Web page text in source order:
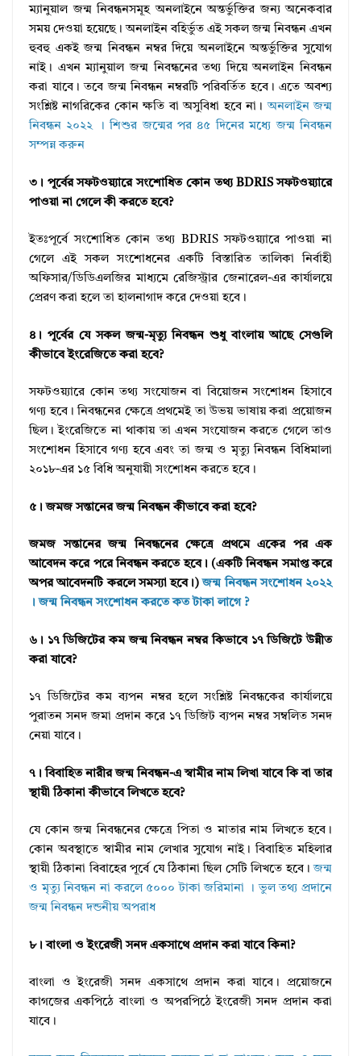
ম্যানুয়াল জন্ম নিবন্ধনসমূহ অনলাইনে অন্তর্ভুক্তির জন্য অনেকবার
সময় দেওয়া হয়েছে। অনলাইন বহির্ভুত এই সকল জন্ম নিবন্ধন এখন
হুবহু একই জন্ম নিবন্ধন নম্বর দিয়ে অনলাইনে অন্তর্ভুক্তির সুযোগ
নাই। এখন ম্যানুয়াল জন্ম নিবন্ধনের তথ্য দিয়ে অনলাইন নিবন্ধন
করা যাবে। তবে জন্ম নিবন্ধন নম্বরটি পরিবর্তিত হবে। এতে অবশ্য
সংশ্লিষ্ট নাগরিকের কোন ক্ষতি বা অসুবিধা হবে না। অনলাইন জন্ম
নিবন্ধন ২০২২ । শিশুর জন্মের পর ৪৫ দিনের মধ্যে জন্ম নিবন্ধন
সম্পন্ন করুন
৩। পূর্বের সফটওয়্যারে সংশোধিত কোন তথ্য BDRIS সফটওয়্যারে
পাওয়া না গেলে কী করতে হবে?
ইতঃপূর্বে সংশোধিত কোন তথ্য BDRIS সফটওয়্যারে পাওয়া না
গেলে এই সকল সংশোধনের একটি বিস্তারিত তালিকা নির্বাহী
অফিসার/ডিডিএলজির মাধ্যমে রেজিস্ট্রার জেনারেল-এর কার্যালয়ে
প্রেরণ করা হলে তা হালনাগাদ করে দেওয়া হবে।
৪। পূর্বের যে সকল জন্ম-মৃত্যু নিবন্ধন শুধু বাংলায় আছে সেগুলি
কীভাবে ইংরেজিতে করা হবে?
সফটওয়্যারে কোন তথ্য সংযোজন বা বিয়োজন সংশোধন হিসাবে
গণ্য হবে। নিবন্ধনের ক্ষেত্রে প্রথমেই তা উভয় ভাষায় করা প্রয়োজন
ছিল। ইংরেজিতে না থাকায় তা এখন সংযোজন করতে গেলে তাও
সংশোধন হিসাবে গণ্য হবে এবং তা জন্ম ও মৃত্যু নিবন্ধন বিধিমালা
২০১৮-এর ১৫ বিধি অনুযায়ী সংশোধন করতে হবে।
৫। জমজ সন্তানের জন্ম নিবন্ধন কীভাবে করা হবে?
জমজ সন্তানের জন্ম নিবন্ধনের ক্ষেত্রে প্রথমে একের পর এক
আবেদন করে পরে নিবন্ধন করতে হবে। (একটি নিবন্ধন সমাপ্ত করে
অপর আবেদনটি করলে সমস্যা হবে।)জন্ম নিবন্ধন সংশোধন ২০২২
। জন্ম নিবন্ধন সংশোধন করতে কত টাকা লাগে ?
৬। ১৭ ডিজিটের কম জন্ম নিবন্ধন নম্বর কিভাবে ১৭ ডিজিটে উন্নীত
করা যাবে?
১৭ ডিজিটের কম ব্যপন নম্বর হলে সংশ্লিষ্ট নিবন্ধকের কার্যালয়ে
পুরাতন সনদ জমা প্রদান করে ১৭ ডিজিট ব্যপন নম্বর সম্বলিত সনদ
নেয়া যাবে।
৭। বিবাহিত নারীর জন্ম নিবন্ধন-এ স্বামীর নাম লিখা যাবে কি বা তার
স্থায়ী ঠিকানা কীভাবে লিখতে হবে?
যে কোন জন্ম নিবন্ধনের ক্ষেত্রে পিতা ও মাতার নাম লিখতে হবে।
কোন অবস্থাতে স্বামীর নাম লেখার সুযোগ নাই। বিবাহিত মহিলার
স্থায়ী ঠিকানা বিবাহের পূর্বে যে ঠিকানা ছিল সেটি লিখতে হবে।জন্ম
ও মৃত্যু নিবন্ধন না করলে ৫০০০ টাকা জরিমানা । ভুল তথ্য প্রদানে
জন্ম নিবন্ধন দন্ডনীয় অপরাধ
৮। বাংলা ও ইংরেজী সনদ একসাথে প্রদান করা যাবে কিনা?
বাংলা ও ইংরেজী সনদ একসাথে প্রদান করা যাবে। প্রয়োজনে
কাগজের একপিঠে বাংলা ও অপরপিঠে ইংরেজী সনদ প্রদান করা
যাবে।